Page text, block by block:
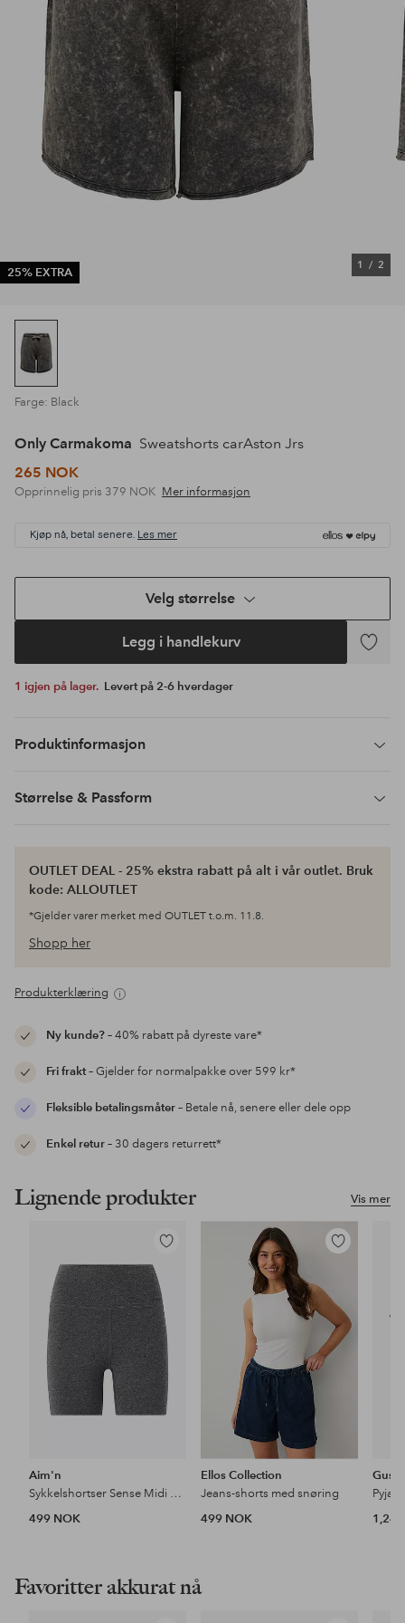
25% EXTRA
1 / 2
Farge: Black
Only Carmakoma Sweatshorts carAston Jrs
265 NOK
Opprinnelig pris 379 NOK Mer informasjon
Kjøp nå, betal senere. Les mer
Velg størrelse
Legg i handlekurv
Legg
1 igjen på lager. Levert på 2-6 hverdager
Produktinformasjon
Størrelse & Passform
OUTLET DEAL - 25% ekstra rabatt på alt i vår outlet. Bruk
kode: ALLOUTLET
*Gjelder varer merket med OUTLET t.o.m. 11.8.
Shopp her
Produkterklæring
Ny kunde?– 40% rabatt på dyreste vare*
Fri frakt– Gjelder for normalpakke over 599 kr*
Fleksible betalingsmåter– Betale nå, senere eller dele opp
Enkel retur– 30 dagers returrett*
Vis mer
Lignende produkter
Legg
til
favoritter
Aim'n
Sykkelshortser Sense Midi Biker Shorts
499 NOK
Legg
Ellos Collection
Jeans-shorts med snøring
499 NOK
Favoritter akkurat nå